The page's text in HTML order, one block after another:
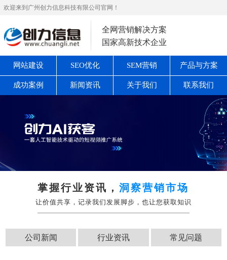
欢迎来到广州创力信息科技有限公司官网！
全网营销解决方案
国家高新技术企业
网站建设 SEO优化 SEM营销 产品与方案
成功案例 新闻资讯 关于我们 联系我们
掌握行业资讯，洞察营销市场
让价值共享，记录我们发展脚步，也让您获取知识
公司新闻 行业资讯 常见问题